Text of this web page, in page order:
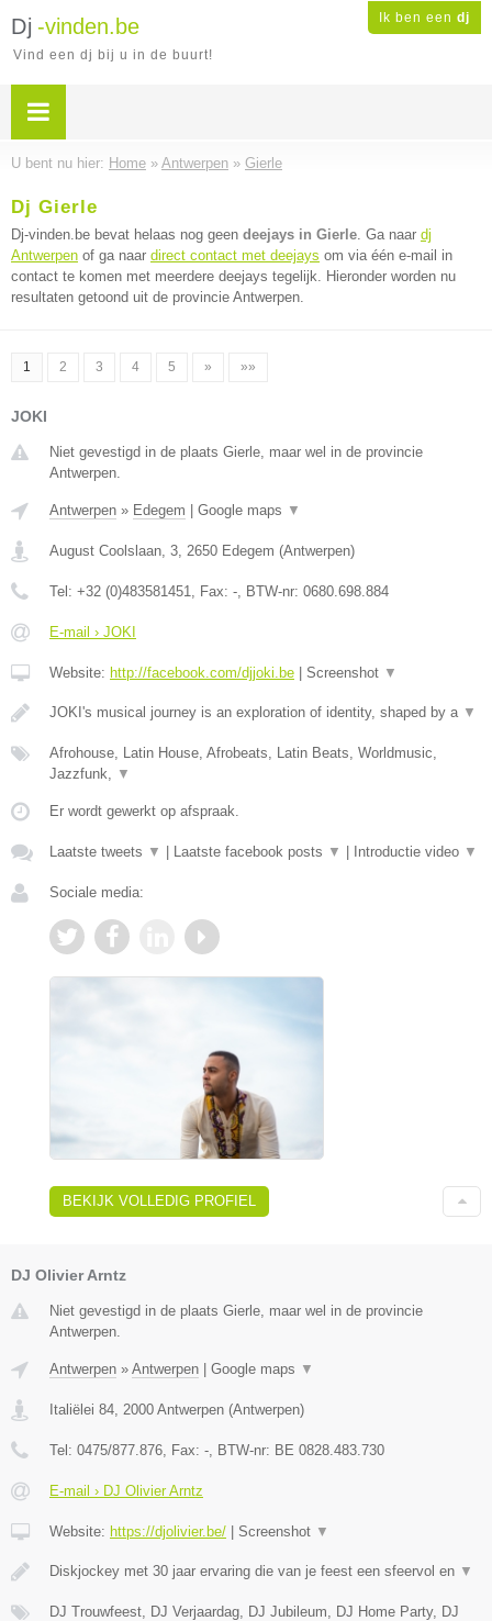
Ik ben een dj
Dj -vinden.be
Vind een dj bij u in de buurt!
U bent nu hier: Home » Antwerpen » Gierle
Dj Gierle
Dj-vinden.be bevat helaas nog geen deejays in Gierle. Ga naar dj
Antwerpen of ga naar direct contact met deejays om via één e-mail in
contact te komen met meerdere deejays tegelijk. Hieronder worden nu
resultaten getoond uit de provincie Antwerpen.
1 2 3 4 5 » »»
JOKI
Niet gevestigd in de plaats Gierle, maar wel in de provincie
Antwerpen.
Antwerpen » Edegem Google maps ▼
August Coolslaan, 3, 2650 Edegem (Antwerpen)
Tel: +32 (0)483581451, Fax: -, BTW-nr: 0680.698.884
E-mail › JOKI
Website: http://facebook.com/djjoki.be Screenshot ▼
JOKI's musical journey is an exploration of identity, shaped by a ▼
Afrohouse, Latin House, Afrobeats, Latin Beats, Worldmusic,
Jazzfunk, ▼
Er wordt gewerkt op afspraak.
Laatste tweets ▼ Laatste facebook posts ▼ Introductie video ▼
Sociale media:
BEKIJK VOLLEDIG PROFIEL
DJ Olivier Arntz
Niet gevestigd in de plaats Gierle, maar wel in de provincie
Antwerpen.
Antwerpen » Antwerpen | Google maps ▼
Italiëlei 84 2000 Antwerpen (Antwerpen)
Tel: 0475/877.876 , Fax: - , BTW-nr: BE 0828.483.730
E-mail › DJ Olivier Arntz
Website: https://djolivier.be/ | Screenshot ▼
Diskjockey met 30 jaar ervaring die van je feest een sfeervol en ▼
DJ Trouwfeest, DJ Verjaardag, DJ Jubileum, DJ Home Party, DJ